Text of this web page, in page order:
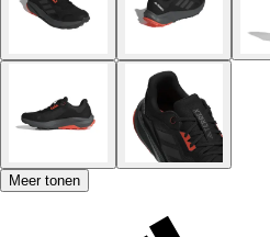
Meer tonen